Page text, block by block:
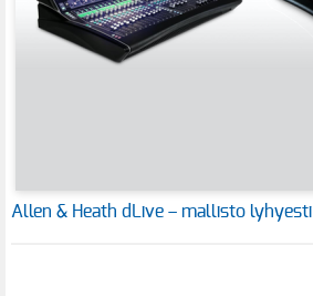
Allen & Heath dLive – mallisto lyhyesti